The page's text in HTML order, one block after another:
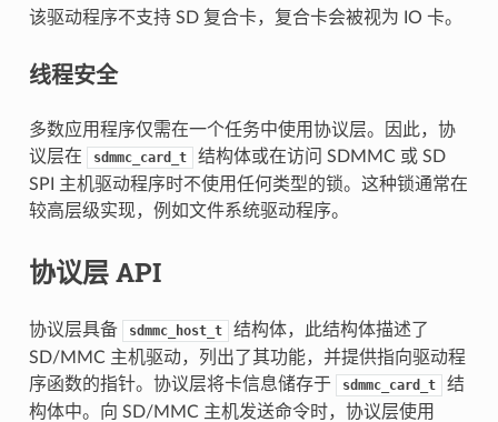
该驱动程序不支持 SD 复合卡，复合卡会被视为 IO 卡。
线程安全
多数应用程序仅需在一个任务中使用协议层。因此，协
议层在
sdmmc_card_t
结构体或在访问 SDMMC 或 SD
SPI 主机驱动程序时不使用任何类型的锁。这种锁通常在
较高层级实现，例如文件系统驱动程序。
协议层 API
协议层具备 sdmmc_host_t
结构体，此结构体描述了
SD/MMC 主机驱动，列出了其功能，并提供指向驱动程
序函数的指针。协议层将卡信息储存于
sdmmc_card_t
结
构体中。向 SD/MMC 主机发送命令时，协议层使用